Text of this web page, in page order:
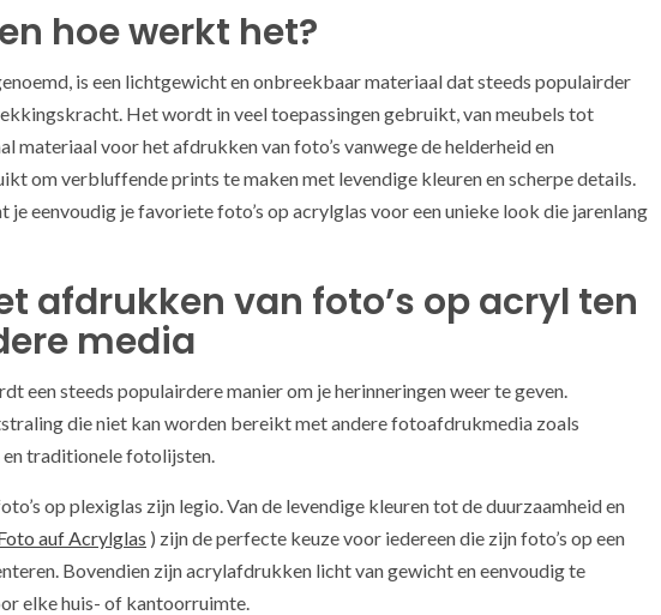
hoe werkt het?
is een lichtgewicht en onbreekbaar materiaal dat steeds populairder
Het wordt in veel toepassingen gebruikt, van meubels tot
materiaal voor het afdrukken van foto’s vanwege de helderheid en
om verbluffende prints te maken met levendige kleuren en scherpe details.
eenvoudig je favoriete foto’s op acrylglas voor een unieke look die jarenlang
afdrukken van foto’s op acryl ten
media
een steeds populairdere manier om je herinneringen weer te geven.
die niet kan worden bereikt met andere fotoafdrukmedia zoals
traditionele fotolijsten.
op plexiglas zijn legio. Van de levendige kleuren tot de duurzaamheid en
auf Acrylglas ) zijn de perfecte keuze voor iedereen die zijn foto’s op een
Bovendien zijn acrylafdrukken licht van gewicht en eenvoudig te
elke huis- of kantoorruimte.